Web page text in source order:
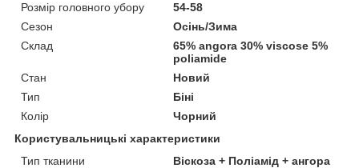
Розмір головного убору
54-58
Сезон
Осінь/Зима
Склад
65% angora 30% viscose 5%
poliamide
Стан
Новий
Тип
Біні
Колір
Чорний
Користувальницькі характеристики
Тип тканини
Віскоза + Поліамід + ангора